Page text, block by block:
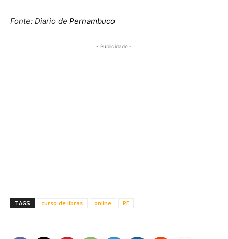
Fonte: Diario de Pernambuco
- Publicidade -
TAGS curso de libras online PE